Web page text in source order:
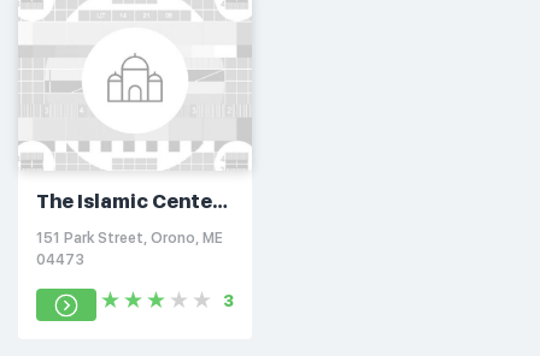
The Islamic Center
Of Maine
151 Park Street, Orono, ME
04473
3